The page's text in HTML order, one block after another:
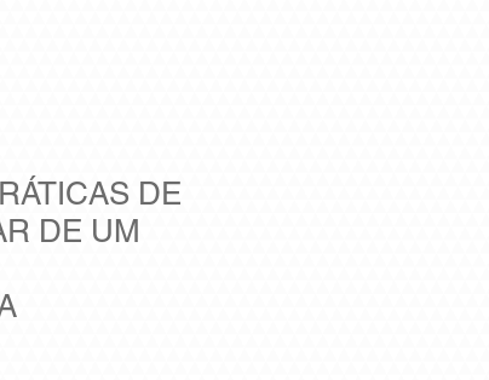
DE
DE UM